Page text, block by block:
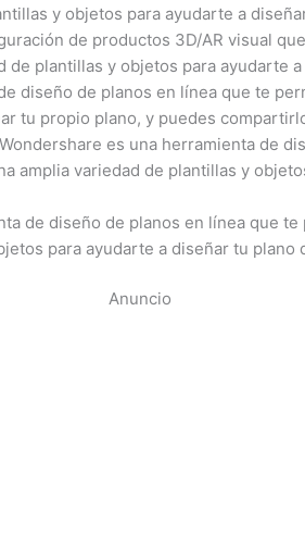
y objetos para ayudarte a
de productos 3D/AR visual
de plantillas y objetos para ayudarte
diseño de planos en línea que te
tu propio plano, y puedes
es una herramienta de
amplia variedad de plantillas y
de diseño de planos en línea que
para ayudarte a diseñar tu plano
Anuncio